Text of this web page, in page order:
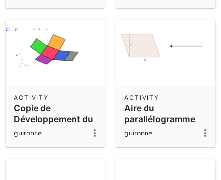
Copie de
Développement du
cube: divers
patrons
ACTIVITY
guironne
Aire du
parallélogramme
ACTIVITY
guironne